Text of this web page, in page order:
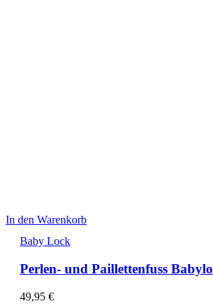
In den Warenkorb
Baby Lock
Perlen- und Paillettenfuss
49,95 €